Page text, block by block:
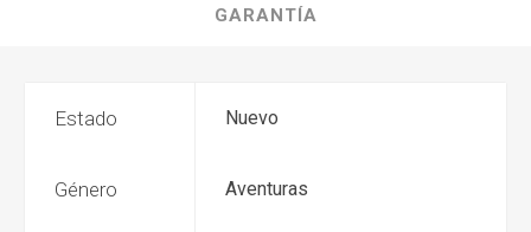
GARANTÍA
Estado Nuevo
Género Aventuras